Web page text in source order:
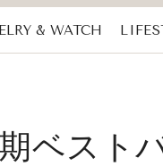
& WATCH
期ベス